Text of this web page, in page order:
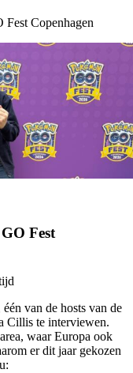
Copenhagen
Fest
van de hosts van de
Cillis te interviewen.
waar Europa ook
er dit jaar gekozen